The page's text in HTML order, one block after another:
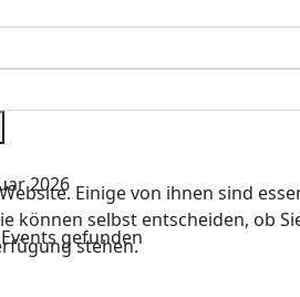
2026
gefunden
Einige von ihnen sind
können selbst entscheiden, ob
stehen.